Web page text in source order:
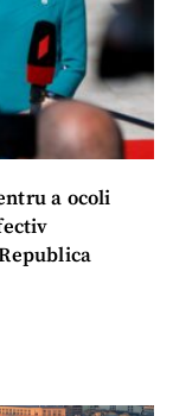
a ocoli